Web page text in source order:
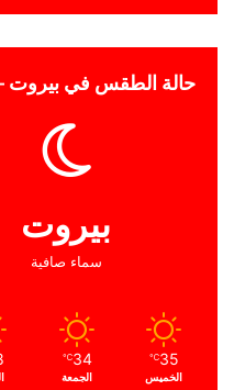
حالة الطقس في بيروت –
بيروت
سماء صافية
35
℃
الخميس
34
℃
الجمعة